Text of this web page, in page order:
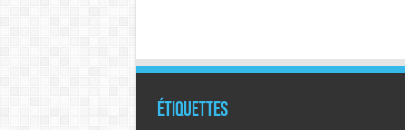
Étiquettes